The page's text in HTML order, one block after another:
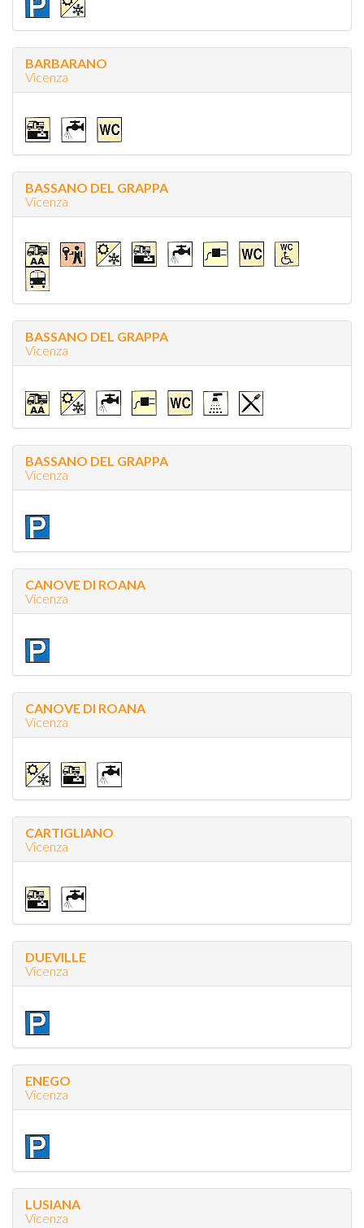
BARBARANO
Vicenza
BASSANO DEL GRAPPA
Vicenza
BASSANO DEL GRAPPA
Vicenza
BASSANO DEL GRAPPA
Vicenza
CANOVE DI ROANA
Vicenza
CANOVE DI ROANA
Vicenza
CARTIGLIANO
Vicenza
DUEVILLE
Vicenza
ENEGO
Vicenza
LUSIANA
Vicenza